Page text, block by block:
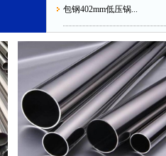
包钢402mm低压锅...